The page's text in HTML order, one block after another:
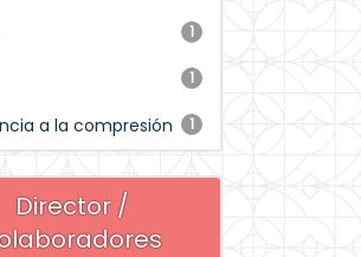
1
1
1
a la compresión
Director /